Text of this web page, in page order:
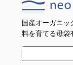
国産オーガニッ
料を育てる母袋